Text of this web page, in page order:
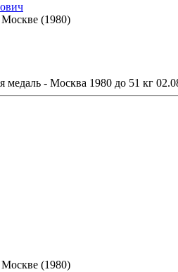
(1980)
медаль - Москва 1980 до 51 кг
(1980)